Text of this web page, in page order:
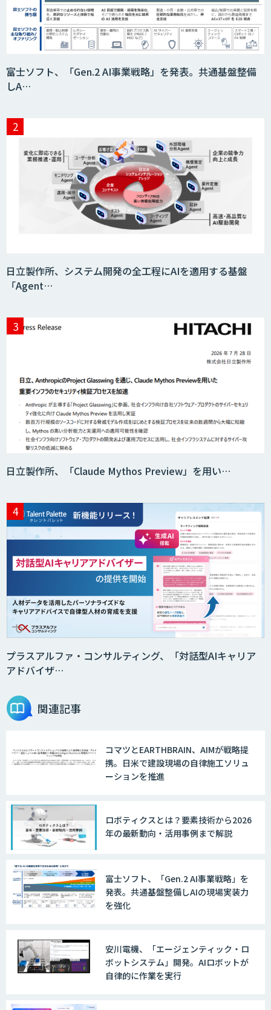
富士ソフト、「Gen.2 AI事業戦略」を発表。共通基盤整備
しA…
日立製作所、システム開発の全工程にAIを適用する基盤
「Agent…
日立製作所、「Claude Mythos Preview」を用い…
プラスアルファ・コンサルティング、「対話型AIキャリア
アドバイザ…
関連記事
コマツとEARTHBRAIN、AIMが戦略提
携。日米で建設現場の自律施工ソリュ
ーションを推進
ロボティクスとは？要素技術から2026
年の最新動向・活用事例まで解説
富士ソフト、「Gen.2 AI事業戦略」を
発表。共通基盤整備しAIの現場実装力
を強化
安川電機、「エージェンティック・ロ
ボットシステム」開発。AIロボットが
自律的に作業を実行